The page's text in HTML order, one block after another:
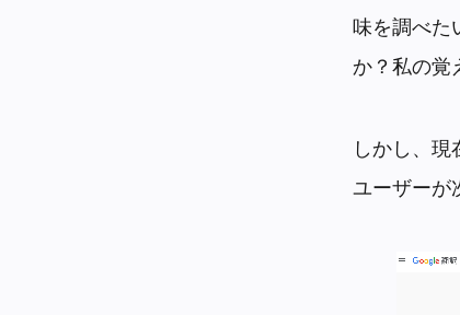
味を調べた
か？私の覚
しかし、現
ユーザーが